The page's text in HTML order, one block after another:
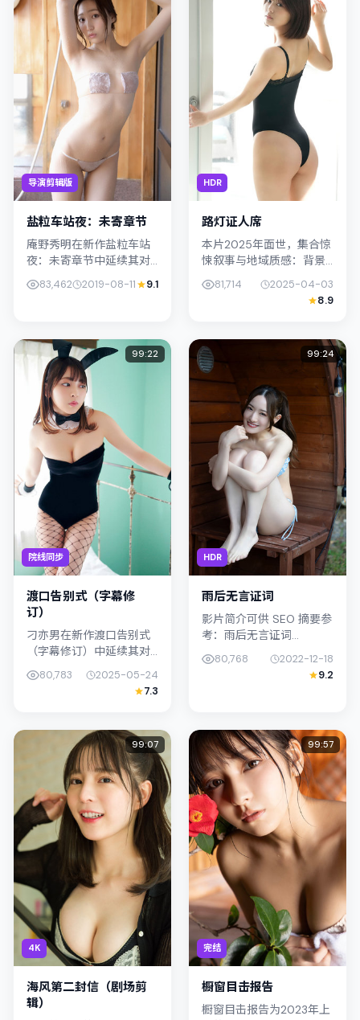
导演剪辑版
盐粒车站夜：未寄章节
庵野秀明在新作盐粒车站
夜：未寄章节中延续其对
都市情绪的敏锐捕捉；故
事扎根于中国香港的日常
制表演撑起情...
83,462 2019-08-11 9.1
HDR
路灯证人席
本片2025年面世，集合惊
悚叙事与地域质感：背景
设定与韩国（首尔）的文
化肌理相呼应。导演奉俊
昊善用光影与声场塑造孤
抉择牵动...
81,714
2025-04-03
8.9
院线同步
99:22
渡口告别式（字幕修
订）
刁亦男在新作渡口告别式
（字幕修订）中延续其对
事扎根于新加坡的日常空
间，类型定位为悬疑。主
制表演撑起情...
80,783
2025-05-24
7.3
HDR
99:24
雨后无言证词
影片简介可供 SEO 摘要参
考：雨后无言证词
演胡歌；影片定位科幻，
叙事锚定韩国（釜山）的
80,768
2022-12-18
9.2
4K
99:07
海风第二封信（剧场剪
辑）
完结
99:57
橱窗目击报告
橱窗目击报告为2023年上